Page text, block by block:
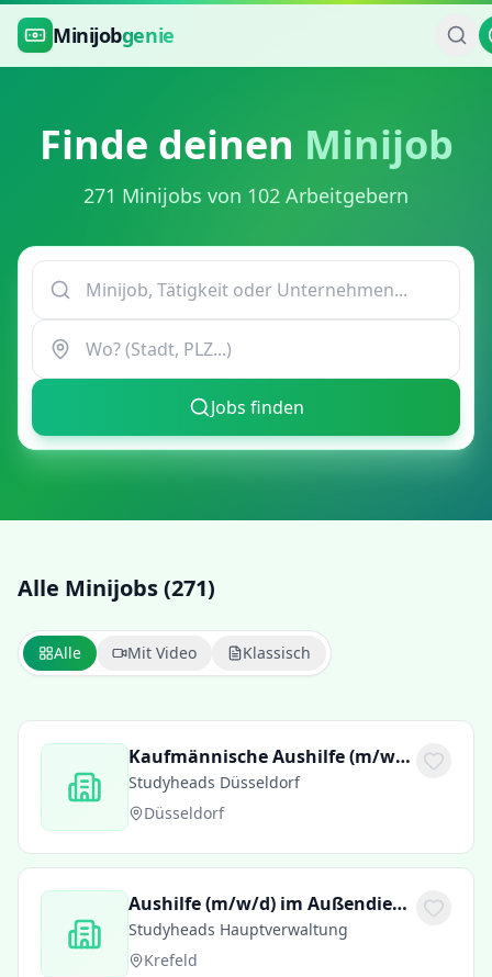
Zum Hauptinhalt springen
Minijobgenie
Finde deinen Minijob
271 Minijobs von 102 Arbeitgebern
Jobs finden
Alle Minijobs (271)
Alle Mit Video Klassisch
Kaufmännische Aushilfe (m/w/d) für SIXT in Düsseldorf
Studyheads Düsseldorf
Düsseldorf
Aushilfe (m/w/d) im Außendienst: Unterstützung bei Fenstermontagen
Studyheads Hauptverwaltung
Krefeld